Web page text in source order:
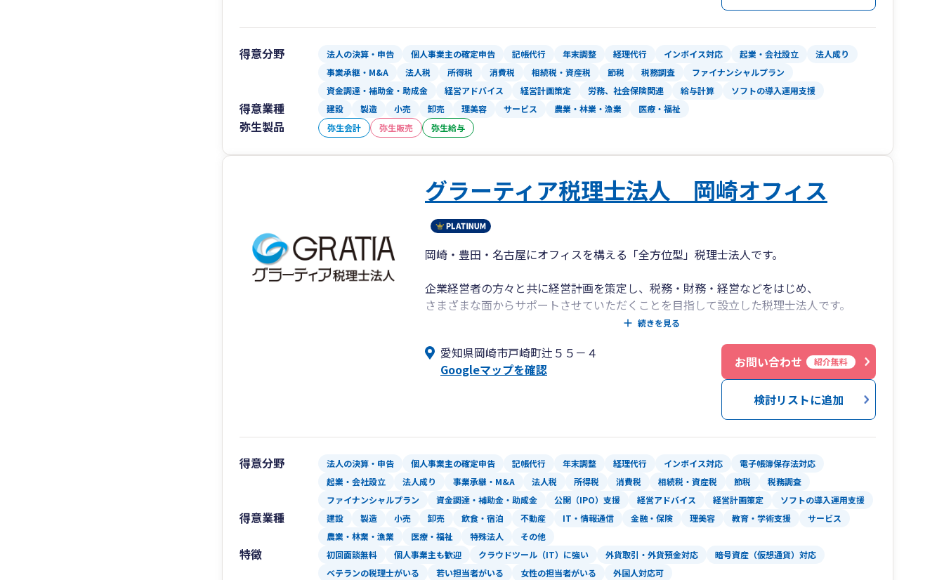
・jinger株式会社
・野村證券
・株式会社MAP経営
得意分野 法人の決算・申告 個人事業主の確定申告 記帳代行 年末調整 経理代行 インボイス対応 起業・会社設立
法人成り
事業承継・M&A
法人税 所得税 消費税 相続税・資産税 節税 税務調査
ファイナンシャルプラン
資金調達・補助金・助成金
経営アドバイス 経営計画策定 労務、社会保険関連 給与計算 ソフトの導入運用支援
得意業種 建設 製造 小売 卸売 理美容 サービス 農業・林業・漁業 医療・福祉
弥生製品 弥生会計 弥生販売 弥生給与
グラーティア税理士法人 岡崎オフィス
岡崎・豊田・名古屋にオフィスを構える「全方位型」税理士法人です。
企業経営者の方々と共に経営計画を策定し、税務・財務・経営などをはじめ、
さまざまな面からサポートさせていただくことを目指して設立した税理士法人です。
幅広く対応できるプロ集団です。
■ 岡崎第二オフィス： 愛知県岡崎市康生通西3丁目5番地 野畑証券第2ビル
■ 名古屋オフィス ： 名古屋市中区栄2丁目6番1号 RT白川ビル203号
■ 豊田オフィス ： 愛知県豊田市山之手5丁目4番地3
■ グループ会社
・グラーティア司法書士法人
・グラーティア行政書士法人
・合同会社グラーティアプラス
・あおいと創研株式会社
続きを見る
愛知県岡崎市戸崎町辻５５－４
Googleマップを確認
お問い合わせ 紹介無料
検討リストに追加
得意分野 法人の決算・申告 個人事業主の確定申告 記帳代行 年末調整 経理代行 インボイス対応
電子帳簿保存法対応
起業・会社設立
法人成り 事業承継・M&A 法人税 所得税 消費税 相続税・資産税 節税
税務調査
ファイナンシャルプラン
資金調達・補助金・助成金 公開（IPO）支援 経営アドバイス 経営計画策定 ソフトの導入運用支援
得意業種 建設 製造 小売 卸売 飲食・宿泊 不動産 IT・情報通信 金融・保険 理美容 教育・学術支援
サービス
農業・林業・漁業
医療・福祉 特殊法人 その他
特徴 初回面談無料 個人事業主も歓迎 クラウドツール（IT）に強い 外貨取引・外貨預金対応
暗号資産（仮想通貨）対応
ベテランの税理士がいる
若い担当者がいる 女性の担当者がいる 外国人対応可